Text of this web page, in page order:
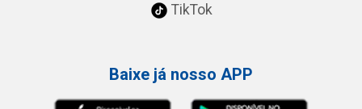
TikTok
Baixe já nosso APP